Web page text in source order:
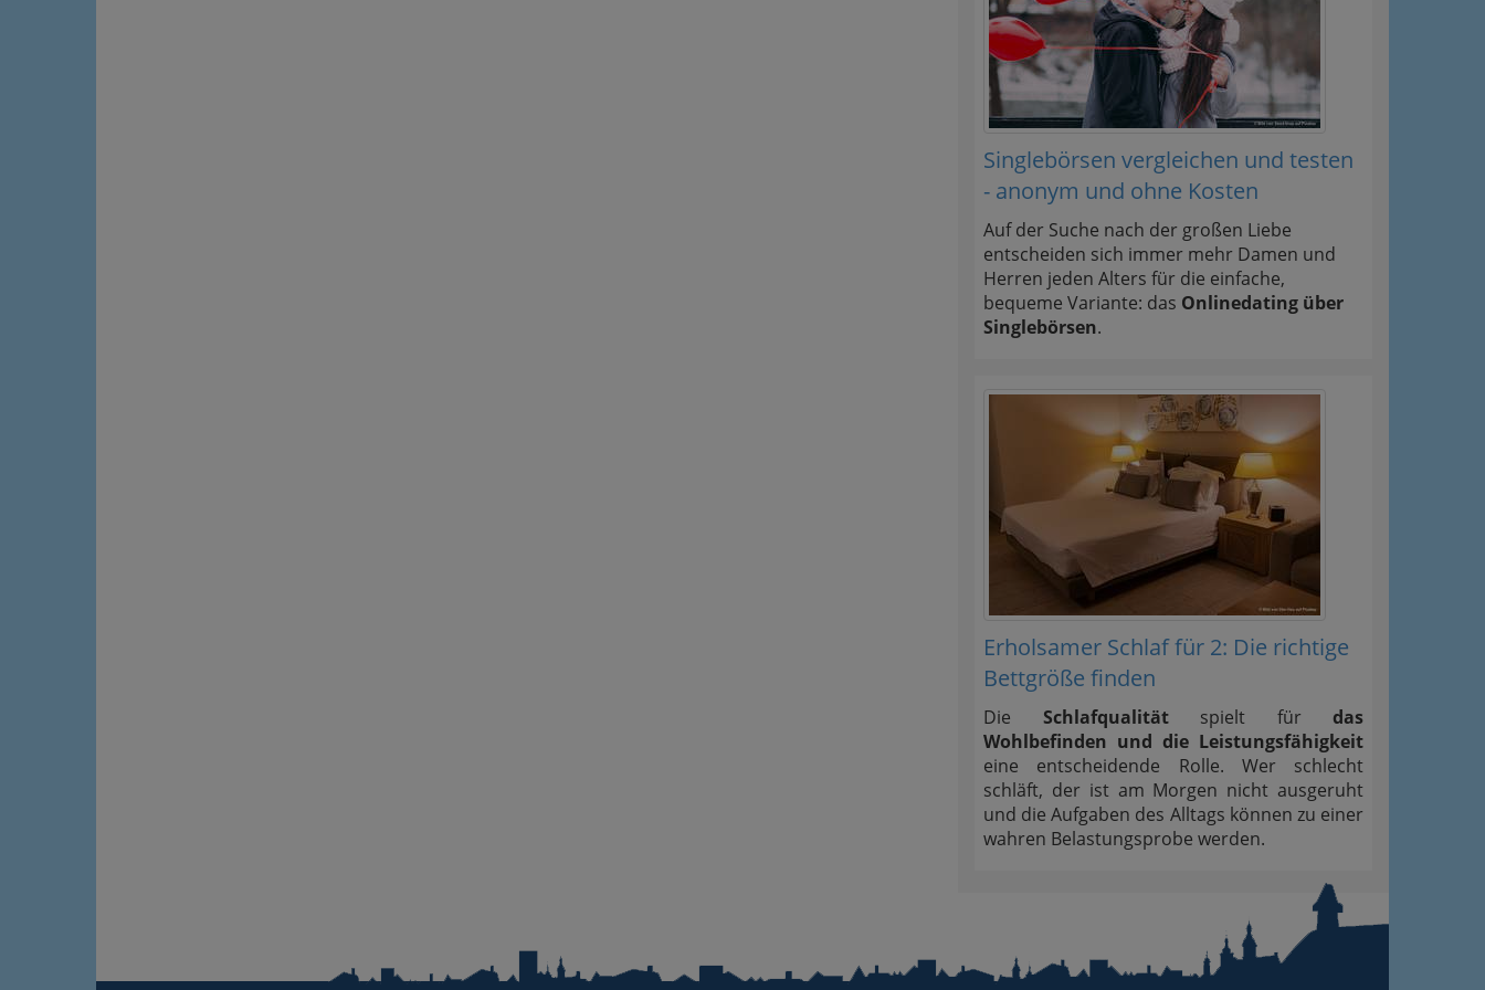
Singlebörsen vergleichen und testen
- anonym und ohne Kosten
Auf der Suche nach der großen Liebe
entscheiden sich immer mehr Damen und
Herren jeden Alters für die einfache,
bequeme Variante: das Onlinedating über
Singlebörsen.
Erholsamer Schlaf für 2: Die richtige
Bettgröße finden
Die Schlafqualitätspielt für das
Wohlbefinden und die Leistungsfähigkeit
eine entscheidende Rolle. Wer schlecht
schläft, der ist am Morgen nicht ausgeruht
und die Aufgaben des Alltags können zu einer
wahren Belastungsprobe werden.